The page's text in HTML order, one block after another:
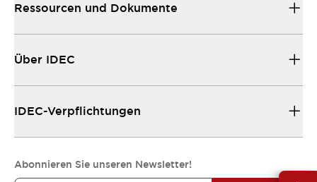
Ressourcen und Dokumente
Über IDEC
IDEC-Verpflichtungen
Abonnieren Sie unseren Newsletter!